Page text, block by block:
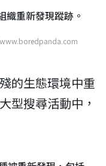
織重新發現蹤跡。
的生態環境中重
型搜尋活動中，